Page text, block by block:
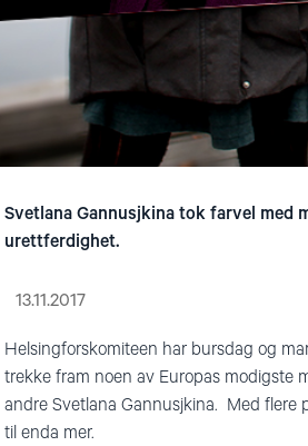
Svetlana Gannusjkina tok farvel med
urettferdighet.
13.11.2017
Helsingforskomiteen har bursdag og
trekke fram noen av Europas modigste
andre Svetlana Gannusjkina. Med flere
til enda mer.